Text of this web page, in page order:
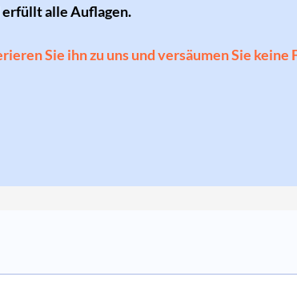
alle Auflagen.
Sie ihn zu uns und versäumen Sie